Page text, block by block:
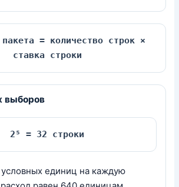
пакета = количество строк ×
ставка строки
выборов
2⁵ = 32 строки
единиц на каждую